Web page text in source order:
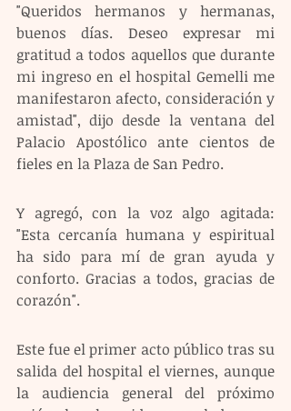
"Queridos hermanos y hermanas,
buenos días. Deseo expresar mi
gratitud a todos aquellos que durante
mi ingreso en el hospital Gemelli me
manifestaron afecto, consideración y
amistad", dijo desde la ventana del
Palacio Apostólico ante cientos de
fieles en la Plaza de San Pedro.
Y agregó, con la voz algo agitada:
"Esta cercanía humana y espiritual
ha sido para mí de gran ayuda y
conforto. Gracias a todos, gracias de
corazón".
Este fue el primer acto público tras su
salida del hospital el viernes, aunque
la audiencia general del próximo